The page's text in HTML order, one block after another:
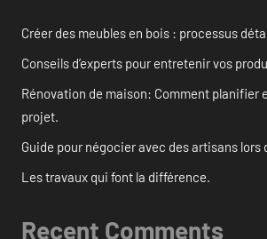
Créer des meubles en bois : processus
Conseils d’experts pour entretenir vos
Rénovation de maison: Comment planifier
projet.
Guide pour négocier avec des artisans lors
Les travaux qui font la différence.
Recent Comments